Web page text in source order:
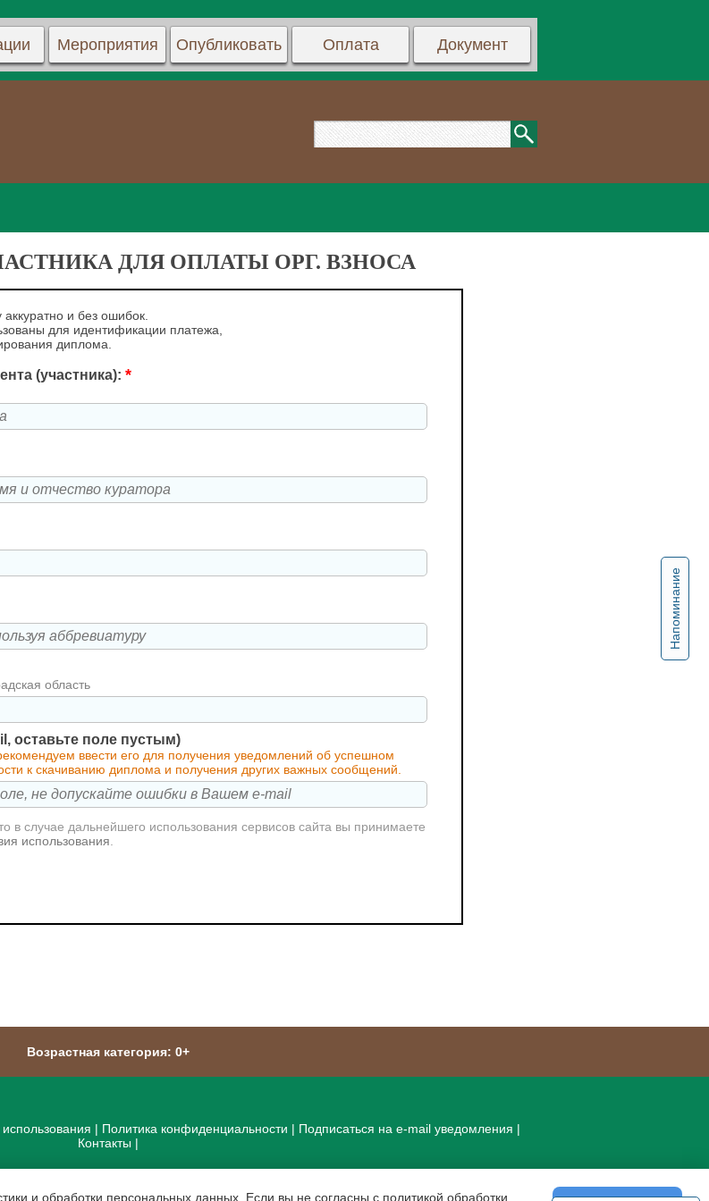
Мероприятия Опубликовать Оплата Документ
Напоминание
ДЛЯ ОПЛАТЫ ОРГ. ВЗНОСА
и без ошибок.
для идентификации платежа,
диплома.
(участника): *
область
оставьте поле пустым)
ввести его для получения уведомлений об успешном
к скачиванию диплома и получения других важных сообщений.
в случае дальнейшего использования сервисов сайта вы принимаете
использования
Возрастная категория: 0+
| Политика конфиденциальности | Подписаться на e-mail уведомления |
Контакты |
и обработки персональных данных. Если вы не согласны с политикой обработки,